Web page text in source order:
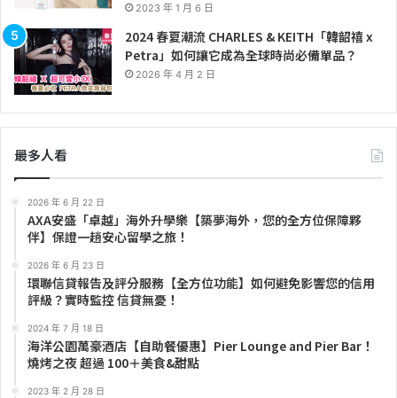
2023 年 1 月 6 日
2024 春夏潮流 CHARLES & KEITH「韓韶禧 x
Petra」如何讓它成為全球時尚必備單品？
2026 年 4 月 2 日
最多人看
2026 年 6 月 22 日
AXA安盛「卓越」海外升學樂【築夢海外，您的全方位保障夥
伴】保證一趟安心留學之旅！
2026 年 6 月 23 日
環聯信貸報告及評分服務【全方位功能】如何避免影響您的信用
評級？實時監控 信貸無憂！
2024 年 7 月 18 日
海洋公園萬豪酒店【自助餐優惠】Pier Lounge and Pier Bar！
燒烤之夜 超過 100＋美食&甜點
2023 年 2 月 28 日